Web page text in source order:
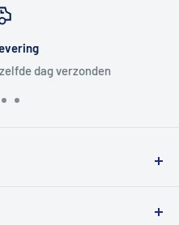
dag verzonden